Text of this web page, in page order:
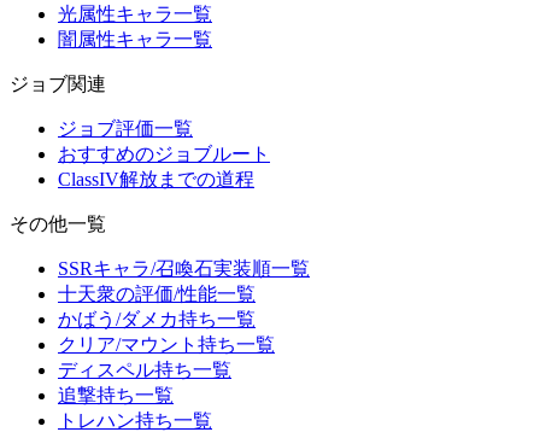
光属性キャラ一覧
闇属性キャラ一覧
ジョブ関連
ジョブ評価一覧
おすすめのジョブルート
ClassIV解放までの道程
その他一覧
SSRキャラ/召喚石実装順一覧
十天衆の評価/性能一覧
かばう/ダメカ持ち一覧
クリア/マウント持ち一覧
ディスペル持ち一覧
追撃持ち一覧
トレハン持ち一覧